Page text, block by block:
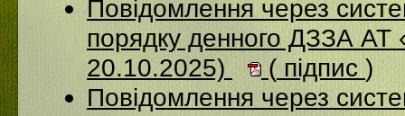
Повідомлення через
порядку денного ДЗЗА АТ
20.10.2025)
( підпис )
Повідомлення через